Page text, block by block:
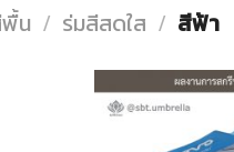
น / ร่มสีสดใส / สีฟ้า